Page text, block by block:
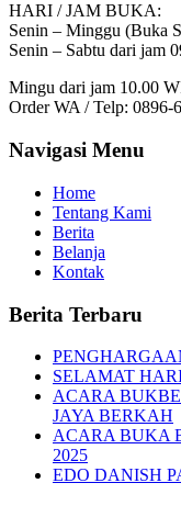
HARI / JAM BUKA:
Senin – Minggu (Buka
Senin – Sabtu dari jam
Mingu dari jam 10.00
Order WA / Telp: 0896-
Navigasi Menu
Home
Tentang Kami
Berita
Belanja
Kontak
Berita Terbaru
SELAMAT
ACARA
JAYA BERKAH
ACARA BUKA
2025
EDO DANISH